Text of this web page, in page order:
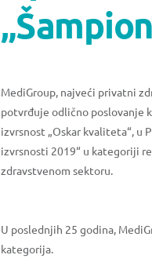
MediGroup, najveći privatni
potvrđuje odlično poslovanje
izvrsnost „Oskar kvaliteta“, u
izvrsnosti 2019“ u kategoriji
zdravstvenom sektoru.
U poslednjih 25 godina,
kategorija.